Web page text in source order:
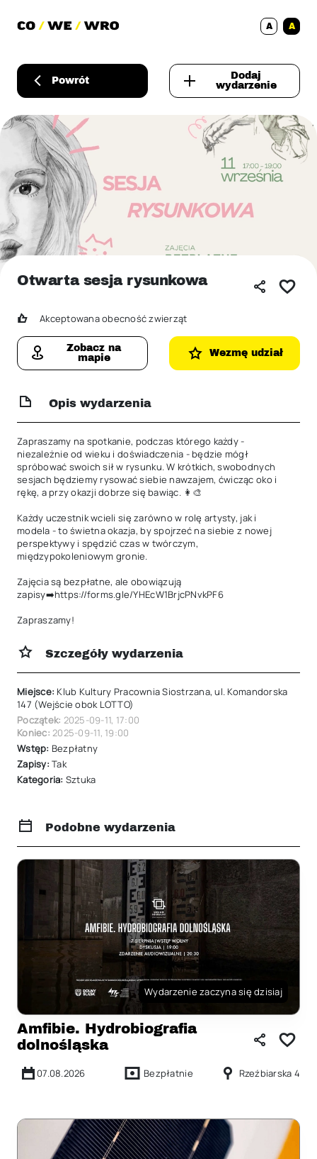
A A
Powrót
Dodaj
wydarzenie
Otwarta sesja rysunkowa
Akceptowana obecność zwierząt
Zobacz na
mapie
Wezmę udział
Opis wydarzenia
Zapraszamy na spotkanie, podczas którego każdy -
niezależnie od wieku i doświadczenia - będzie mógł
spróbować swoich sił w rysunku. W krótkich, swobodnych
sesjach będziemy rysować siebie nawzajem, ćwicząc oko i
rękę, a przy okazji dobrze się bawiąc. 👩‍🎨
Każdy uczestnik wcieli się zarówno w rolę artysty, jak i
modela - to świetna okazja, by spojrzeć na siebie z nowej
perspektywy i spędzić czas w twórczym,
międzypokoleniowym gronie.
Zajęcia są bezpłatne, ale obowiązują
zapisy➡️https://forms.gle/YHEcW1BrjcPNvkPF6
Zapraszamy!
Szczegóły wydarzenia
Miejsce: Klub Kultury Pracownia Siostrzana, ul. Komandorska
147 (Wejście obok LOTTO)
Początek: 2025-09-11, 17:00
Koniec:2025-09-11, 19:00
Wstęp: Bezpłatny
Zapisy:Tak
Kategoria: Sztuka
Podobne wydarzenia
Wydarzenie zaczyna się dzisiaj
Amfibie. Hydrobiografia
dolnośląska
07.08.2026 Bezpłatnie Rzeźbiarska 4